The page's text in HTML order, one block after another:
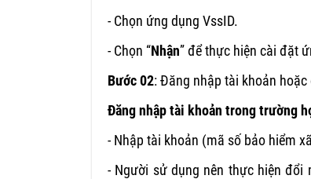
- Chọn ứng dụng VssID.
- Chọn “Nhận” để thực hiện cài đặt
Bước 02: Đăng nhập tài khoản
Đăng nhập tài khoản trong trường
- Nhập tài khoản (mã số bảo hiểm
- Người sử dụng nên thực hiện đổi